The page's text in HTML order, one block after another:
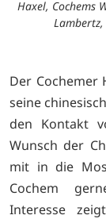
Haxel, Cochems
Der Cochemer
seine
den Kontakt
Wunsch der
mit in die
Cochem
Interesse